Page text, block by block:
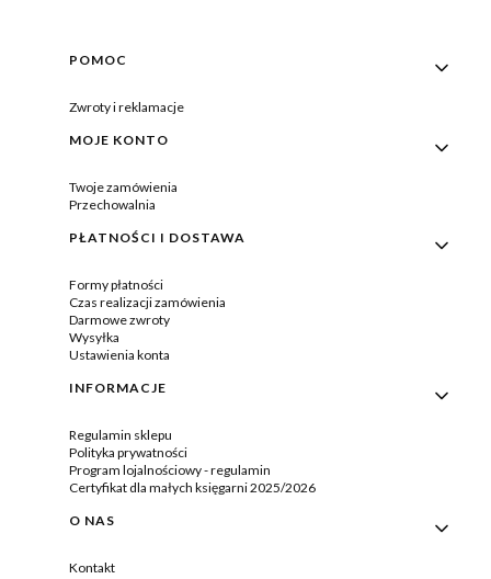
Linki w stopce
POMOC
Zwroty i reklamacje
MOJE KONTO
Twoje zamówienia
Przechowalnia
PŁATNOŚCI I DOSTAWA
Formy płatności
Czas realizacji zamówienia
Darmowe zwroty
Wysyłka
Ustawienia konta
INFORMACJE
Regulamin sklepu
Polityka prywatności
Program lojalnościowy - regulamin
Certyfikat dla małych księgarni 2025/2026
O NAS
Kontakt